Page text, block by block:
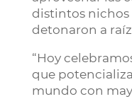
distintos nichos
detonaron a
“Hoy
que
mundo con